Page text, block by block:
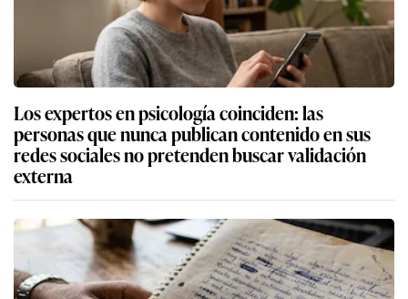
Los expertos en psicología coinciden: las
personas que nunca publican contenido en sus
redes sociales no pretenden buscar validación
externa